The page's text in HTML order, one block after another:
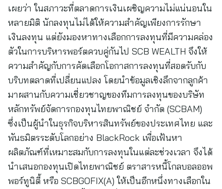
เผยว่า ในสภาวะที่ตลาดการเงินเผชิญความไม่แน่นอนใน
หลายมิติ นักลงทุนไม่ได้ให้ความสำคัญเพียงการรักษา
เงินลงทุน แต่ยังมองหาทางเลือกการลงทุนที่มีความคล่อง
ตัวในการบริหารพอร์ตควบคู่กันไป SCB WEALTH จึงให้
ความสำคัญกับการคัดเลือกโอกาสการลงทุนที่สอดรับกับ
บริบทตลาดที่เปลี่ยนแปลง โดยนำข้อมูลเชิงลึกจากลูกค้า
มาผสานกับความเชี่ยวชาญของทีมการลงทุนของบริษัท
หลักทรัพย์จัดการกองทุนไทยพาณิชย์ จำกัด (SCBAM)
ซึ่งเป็นผู้นำในธุรกิจบริหารสินทรัพย์ของประเทศไทย และ
พันธมิตรระดับโลกอย่าง BlackRock เพื่อเฟ้นหา
ผลิตภัณฑ์ที่เหมาะสมกับการลงทุนในแต่ละช่วงเวลา จึงได้
นำเสนอกองทุนเปิดไทยพาณิชย์ ตราสารหนี้โกลบอลออพ
พอร์ทูนิตี้ หรือ SCBGOFIX(A) ให้เป็นอีกหนึ่งทางเลือกใน